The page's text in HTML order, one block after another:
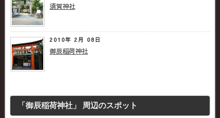
須賀神社
2010年 2月 08日
御辰稲荷神社
「御辰稲荷神社」 周辺のスポット